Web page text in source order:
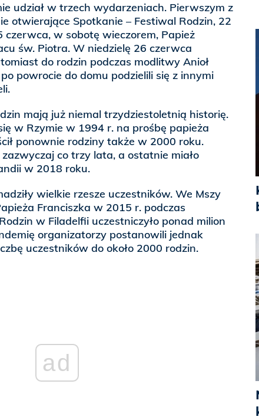
udział w trzech wydarzeniach. Pierwszym z
otwierające Spotkanie – Festiwal Rodzin, 22
czerwca, w sobotę wieczorem, Papież
św. Piotra. W niedzielę 26 czerwca
do rodzin podczas modlitwy Anioł
powrocie do domu podzielili się z innymi
mają już niemal trzydziestoletnią historię.
w Rzymie w 1994 r. na prośbę papieża
ponownie rodziny także w 2000 roku.
co trzy lata, a ostatnie miało
w 2018 roku.
wielkie rzesze uczestników. We Mszy
Franciszka w 2015 r. podczas
w Filadelfii uczestniczyło ponad milion
organizatorzy postanowili jednak
uczestników do około 2000 rodzin.
ad